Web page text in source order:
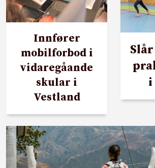
Innfører
mobilforbod i
vidaregåande
skular i
Vestland
i